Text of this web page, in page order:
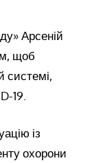
Арсеній
щоб
системі,
19.
із
охорони